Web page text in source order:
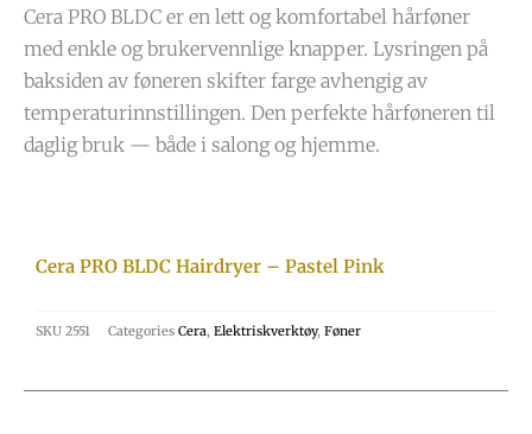
Cera PRO BLDC er en lett og komfortabel hårføner
med enkle og brukervennlige knapper. Lysringen på
baksiden av føneren skifter farge avhengig av
temperaturinnstillingen. Den perfekte hårføneren til
daglig bruk — både i salong og hjemme.
Cera PRO BLDC Hairdryer – Pastel Pink
SKU 2551 Categories Cera, Elektriskverktøy, Føner